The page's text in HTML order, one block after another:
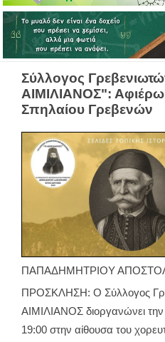
Σύλλογος
ΑΙΜΙΛΙΑΝΟΣ":
Σπηλαίου Γρεβενών
ΠΑΠΑΔΗΜΗΤΡΙΟΥ
ΠΡΟΣΚΛΗΣΗ: Ο Σύλλογος
ΑΙΜΙΛΙΑΝΟΣ διοργανώνει την
19:00 στην αίθουσα του